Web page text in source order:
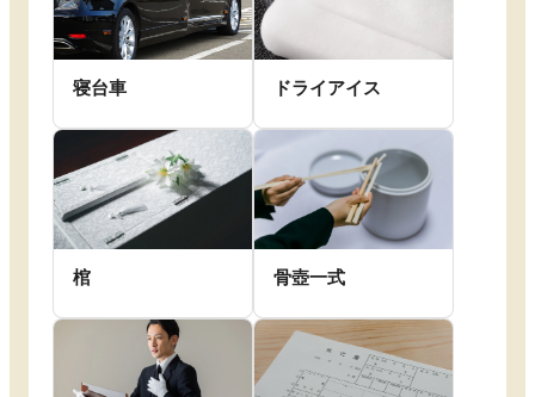
寝台車 ドライアイス
棺 骨壺一式